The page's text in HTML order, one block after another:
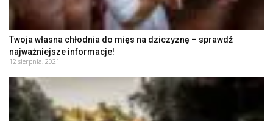
Twoja własna chłodnia do mięs na dziczyznę – sprawdź
najważniejsze informacje!
12 sierpnia, 2021